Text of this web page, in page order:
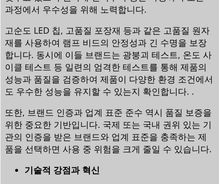
과정에서 우수성을 위해 노력합니다.
고순도 LED 칩, 고품질 포장재 등과 같은 고품질 원자
재를 사용하여 램프 비드의 안정성과 긴 수명을 보장
합니다. 동시에 이들 브랜드는 광붕괴 테스트, 온도 사
이클 테스트 등 일련의 엄격한 테스트를 통해 제품의
성능과 품질을 검증하여 제품이 다양한 환경 조건에서
도 우수한 성능을 유지할 수 있는지 확인합니다. .
또한, 브랜드 인증과 업계 표준 준수 역시 품질 보증을
위한 중요한 기반입니다. 국제 또는 국내 권위 있는 기
관의 인증을 받은 브랜드와 업계 표준을 충족하는 제
품을 선택하면 사용 중 위험을 크게 줄일 수 있습니다.
기술적 강점과 혁신